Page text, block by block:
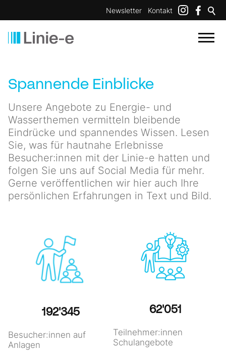
Newsletter Kontakt
Spannende Einblicke
Unsere Angebote zu Energie- und
Wasserthemen vermitteln bleibende
Eindrücke und spannendes Wissen. Lesen
Sie, was für hautnahe Erlebnisse
Besucher:innen mit der Linie-e hatten und
folgen Sie uns auf Social Media für mehr.
Gerne veröffentlichen wir hier auch Ihre
persönlichen Erfahrungen in Text und Bild.
193'896
Besucher:innen auf
Anlagen
62'551
Teilnehmer:innen
Schulangebote